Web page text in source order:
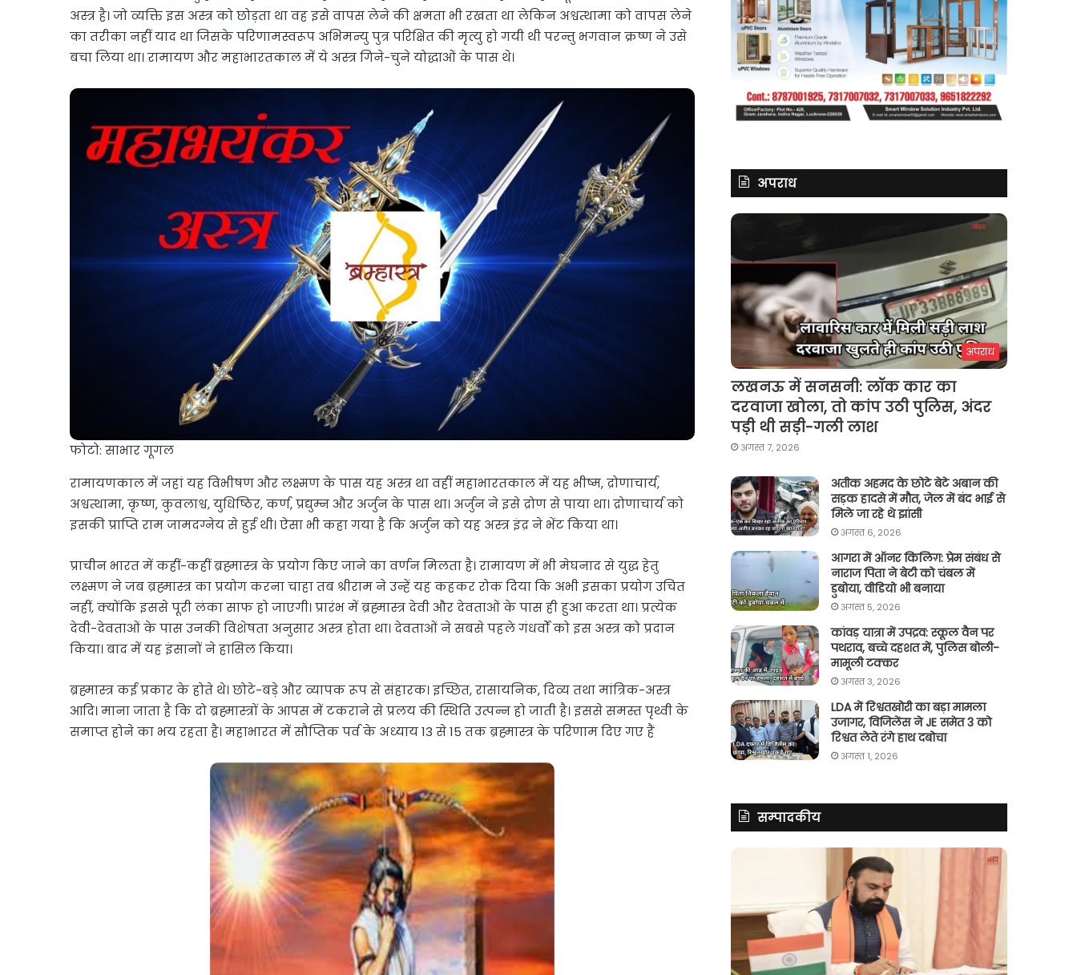
अस्त्र है। जो व्यक्ति इस अस्त्र को छोड़ता था वह इसे वापस लेने की क्षमता भी रखता था लेकिन अश्वत्थामा को वापस लेने
का तरीका नहीं याद था जिसके परिणामस्वरूप अभिमन्यु पुत्र परिक्षित की मृत्यु हो गयी थी परन्तु भगवान क्रष्ण ने उसे
बचा लिया था। रामायण और महाभारतकाल में ये अस्त्र गिने-चुने योद्धाओं के पास थे।
फोटो: साभार गूगल
रामायणकाल में जहां यह विभीषण और लक्ष्मण के पास यह अस्त्र था वहीं महाभारतकाल में यह भीष्म, द्रोणाचार्य,
अश्वत्थामा, कृष्ण, कुवलाश्व, युधिष्ठिर, कर्ण, प्रद्युम्न और अर्जुन के पास था। अर्जुन ने इसे द्रोण से पाया था। द्रोणाचार्य को
इसकी प्राप्ति राम जामदग्नेय से हुई थी। ऐसा भी कहा गया है कि अर्जुन को यह अस्त्र इंद्र ने भेंट किया था।
प्राचीन भारत में कहीं-कहीं ब्रह्मास्त्र के प्रयोग किए जाने का वर्णन मिलता है। रामायण में भी मेघनाद से युद्ध हेतु
लक्ष्मण ने जब ब्रह्मास्त्र का प्रयोग करना चाहा तब श्रीराम ने उन्हें यह कहकर रोक दिया क‍ि अभी इसका प्रयोग उचित
नहीं, क्योंकि इससे पूरी लंका साफ हो जाएगी। प्रारंभ में ब्रह्मास्त्र देवी और देवताओं के पास ही हुआ करता था। प्रत्येक
देवी-देवताओं के पास उनकी विशेषता अनुसार अस्त्र होता था। देवताओं ने सबसे पहले गंधर्वों को इस अस्त्र को प्रदान
किया। बाद में यह इंसानों ने हासिल किया।
ब्रह्मास्त्र कई प्रकार के होते थे। छोटे-बड़े और व्यापक रूप से संहारक। इच्छित, रासायनिक, दिव्य तथा मांत्रिक-अस्त्र
आदि। माना जाता है कि दो ब्रह्मास्त्रों के आपस में टकराने से प्रलय की स्थिति उत्पन्न हो जाती है। इससे समस्त पृथ्वी के
समाप्त होने का भय रहता है। महाभारत में सौप्तिक पर्व के अध्याय 13 से 15 तक ब्रह्मास्त्र के परिणाम दिए गए हैं
अपराध
अपराध
लखनऊ में सनसनी: लॉक कार का
दरवाजा खोला, तो कांप उठी पुलिस, अंदर
पड़ी थी सड़ी-गली लाश
अगस्त 7, 2026
अतीक अहमद के छोटे बेटे अबान की
सड़क हादसे में मौत, जेल में बंद भाई से
मिले जा रहे थे झांसी
अगस्त 6, 2026
आगरा में ऑनर किलिग़: प्रेम संबंध से
नाराज पिता ने बेटी को चंबल में
डुबोया, वीडियो भी बनाया
अगस्त 5, 2026
कांवड़ यात्रा में उपद्रव: स्कूल वैन पर
पथराव, बच्चे दहशत में, पुलिस बोली-
मामूली टक्कर
अगस्त 3, 2026
LDA में रिश्वतखोरी का बड़ा मामला
उजागर, विजिलेंस ने JE समेत 3 को
रिश्वत लेते रंगे हाथ दबोचा
अगस्त 1, 2026
सम्पादकीय